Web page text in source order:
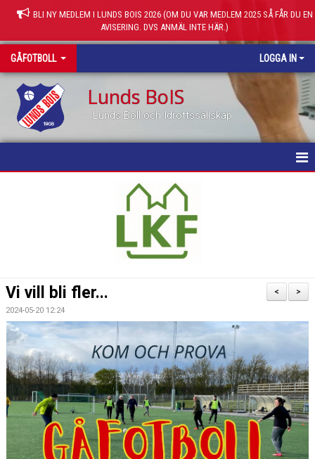
BLI NY MEDLEM I LUNDS BOIS 2026 (OM DU VAR MEDLEM 2025 SÅ FÅR DU EN
AVISERING. DVS ANMÄL INTE HÄR.)
GÅFOTBOLL LOGGA IN
Lunds BoIS
Lunds Boll och Idrottssällskap
KONTAKT
>
<
Vi vill bli fler...
2024-05-20 12:24